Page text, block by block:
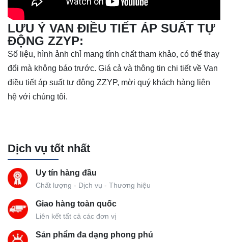
LƯU Ý VAN ĐIỀU TIẾT ÁP SUẤT TỰ
ĐỘNG ZZYP:
Số liệu, hình ảnh chỉ mang tính chất tham khảo, có thể thay
đổi mà không báo trước. Giá cả và thông tin chi tiết về Van
điều tiết áp suất tự động ZZYP, mời quý khách hàng liên
hệ với chúng tôi.
Dịch vụ tốt nhất
Uy tín hàng đầu
Chất lượng - Dịch vụ - Thương hiệu
Giao hàng toàn quốc
Liên kết tất cả các đơn vị
Sản phẩm đa dạng phong phú